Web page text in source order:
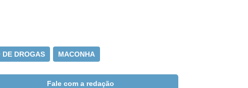
DE DROGAS MACONHA
Fale com a redação